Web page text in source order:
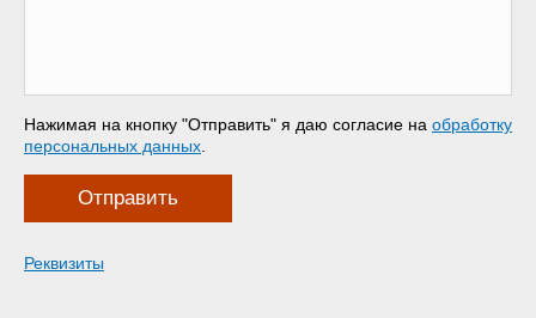
Нажимая на кнопку "Отправить" я даю согласие на обработку
персональных данных
Отправить
Реквизиты